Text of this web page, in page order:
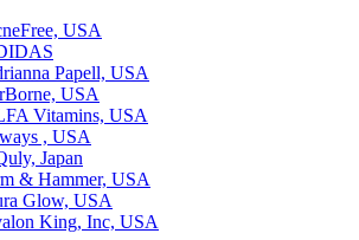
USA
Papell, USA
USA
Vitamins, USA
, USA
Japan
& Hammer, USA
Glow, USA
King, Inc, USA